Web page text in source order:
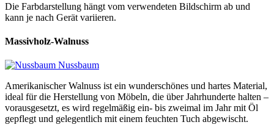
Die Farbdarstellung hängt vom verwendeten Bildschirm ab und
kann je nach Gerät variieren.
Massivholz-Walnuss
Nussbaum
Amerikanischer Walnuss ist ein wunderschönes und hartes Material,
ideal für die Herstellung von Möbeln, die über Jahrhunderte halten –
vorausgesetzt, es wird regelmäßig ein- bis zweimal im Jahr mit Öl
gepflegt und gelegentlich mit einem feuchten Tuch abgewischt.